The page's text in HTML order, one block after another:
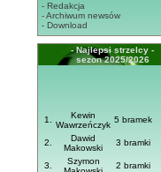
- Redakcja
- Archiwum newsów
- Download
- Najlepsi strzelcy -
sezon 2025/2026
1.
Kewin
Wawrzeńczyk
5 bramek
2.
Dawid
Makowski
3 bramki
3.
Szymon
2 bramki